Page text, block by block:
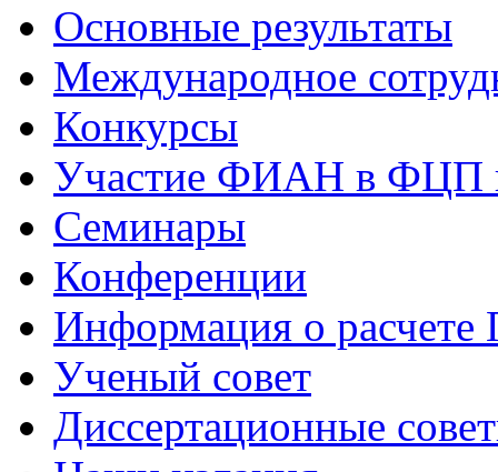
Основные результаты
Международное
Конкурсы
Участие ФИАН в ФЦП
Семинары
Конференции
Информация о
Ученый совет
Диссертационные